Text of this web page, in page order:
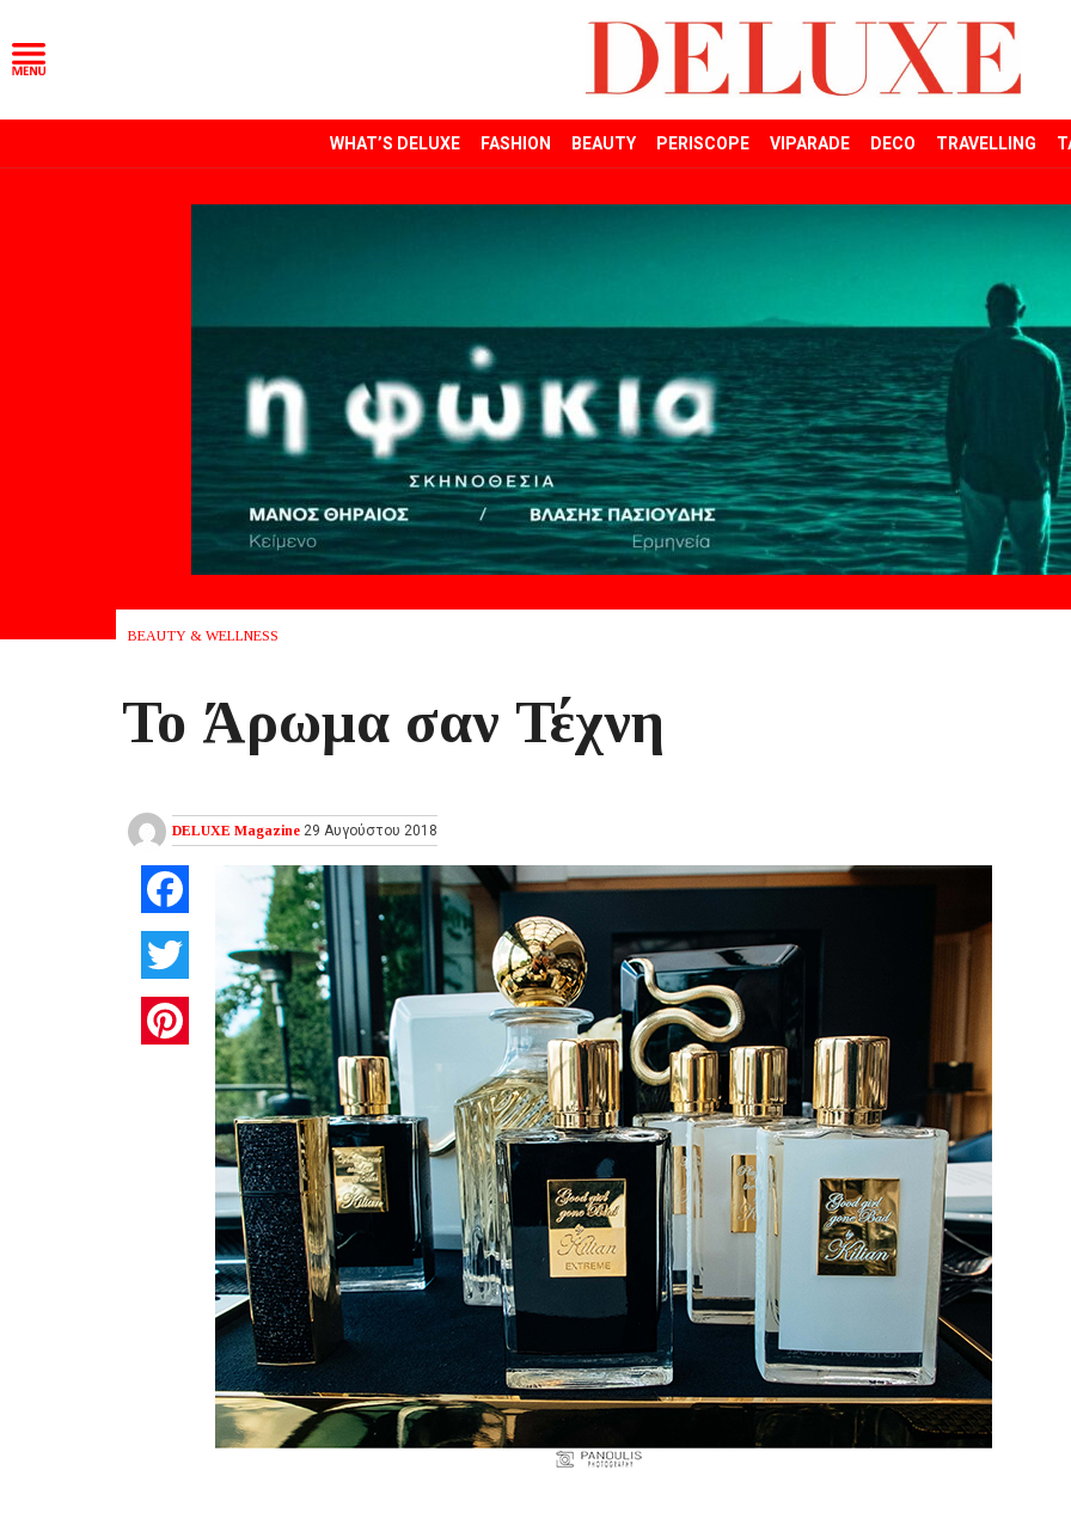
WHAT’S DELUXE FASHION BEAUTY PERISCOPE VIPARADE DECO TRAVELLING
BEAUTY & WELLNESS
Το Άρωμα σαν Τέχνη
DELUXE Magazine 29 Αυγούστου 2018
Facebook
Twitter
Pinterest